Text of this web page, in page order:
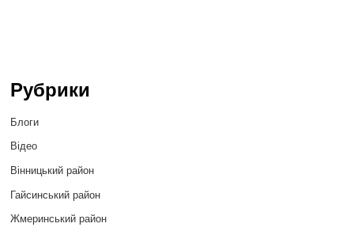
Рубрики
Блоги
Відео
Вінницький район
Гайсинський район
Жмеринський район